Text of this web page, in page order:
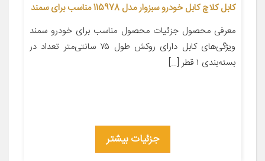
کابل کلاچ کابل خودرو سبزوار مدل 115978 مناسب برای سمند
معرفی محصول جزئیات محصول مناسب برای خودرو سمند
ویژگی‌های کابل دارای روکش طول ۷۵ سانتی‌متر تعداد در
بسته‌بندی ۱ قطر […]
جزئیات بیشتر